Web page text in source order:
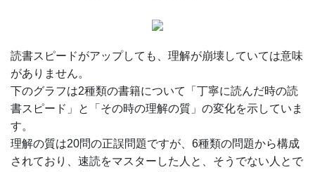
読書スピードがアップしても、理解が崩壊していては意味
がありません。
下のグラフは2種類の書籍について「丁寧に読んだ時の読
書スピード」と「その時の理解の質」の変化を示していま
す。
理解の質は20問の正誤問題ですが、6種類の問題から構成
されており、速読をマスターした人と、そうでない人とで